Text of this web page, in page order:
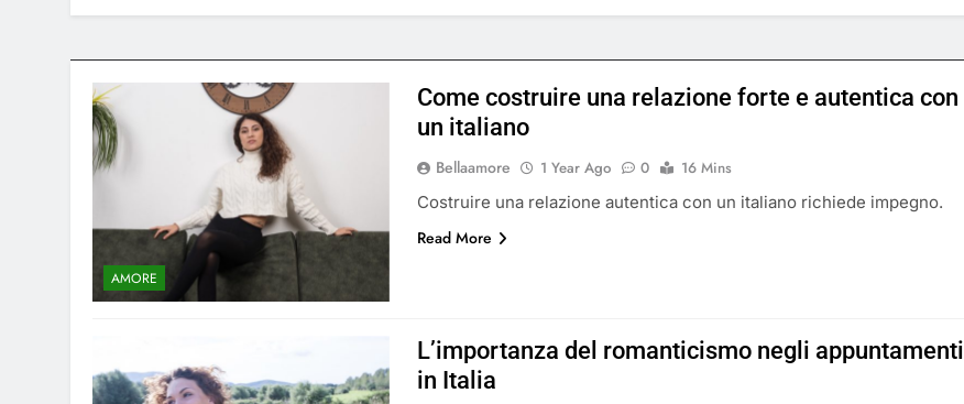
AMORE
Come costruire una relazione forte e autentica con
un italiano
Bellaamore 1 Year Ago 0
16 Mins
Costruire una relazione autentica con un italiano richiede impegno.
Read More
L’importanza del romanticismo negli appuntamenti
in Italia